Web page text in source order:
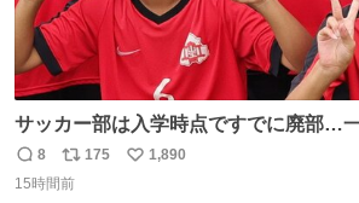
サッカー部は入学時点ですでに廃部…
2人で復活させた伊勢原市立中沢中の柳
ムで歩んだ3年間の集大成で全国へ
返
信
8
リ
ポ
175
い
1,890
15時間前